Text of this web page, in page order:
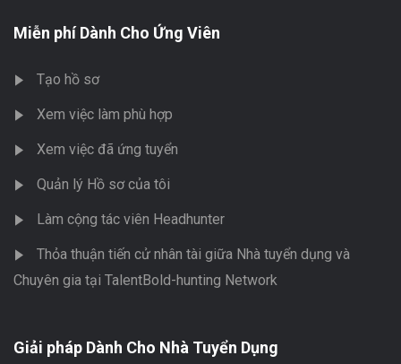
Miễn phí Dành Cho Ứng Viên
Tạo hồ sơ
Xem việc làm phù hợp
Xem việc đã ứng tuyển
Quản lý Hồ sơ của tôi
Làm cộng tác viên Headhunter
Thỏa thuận tiến cử nhân tài giữa Nhà tuyển dụng và
Chuyên gia tại TalentBold-hunting Network
Giải pháp Dành Cho Nhà Tuyển Dụng